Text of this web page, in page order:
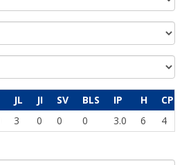
JL JI SV BLS IP H
CP
3 0 0 0 3.0 6 4